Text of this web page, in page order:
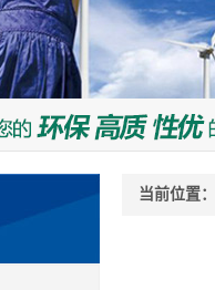
当前位置：